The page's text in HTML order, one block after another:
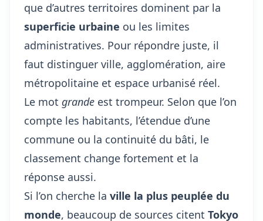
que d’autres territoires dominent par la
superficie urbaine ou les limites
administratives. Pour répondre juste, il
faut distinguer ville, agglomération, aire
métropolitaine et espace urbanisé réel.
Le mot grande est trompeur. Selon que l’on
compte les habitants, l’étendue d’une
commune ou la continuité du bâti, le
classement change fortement et la
réponse aussi.
Si l’on cherche la ville la plus peuplée du
monde, beaucoup de sources citent Tokyo